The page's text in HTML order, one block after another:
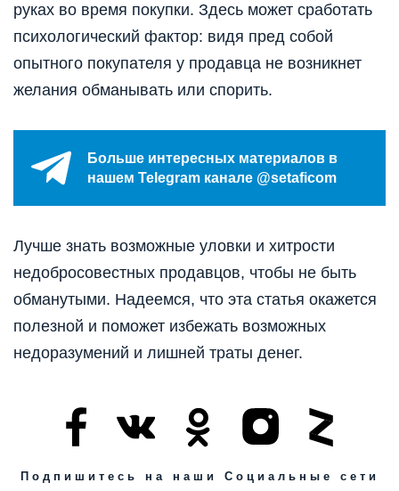
руках во время покупки. Здесь может сработать
психологический фактор: видя пред собой
опытного покупателя у продавца не возникнет
желания обманывать или спорить.
Больше интересных материалов в
нашем Telegram канале @setaficom
Лучше знать возможные уловки и хитрости
недобросовестных продавцов, чтобы не быть
обманутыми. Надеемся, что эта статья окажется
полезной и поможет избежать возможных
недоразумений и лишней траты денег.
Подпишитесь на наши Социальные сети